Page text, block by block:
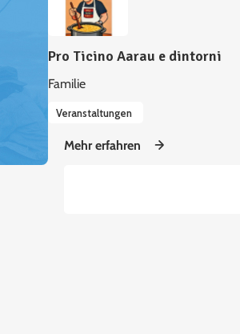
Pro Ticino Aarau e dintorni
Familie
Veranstaltungen
Mehr erfahren